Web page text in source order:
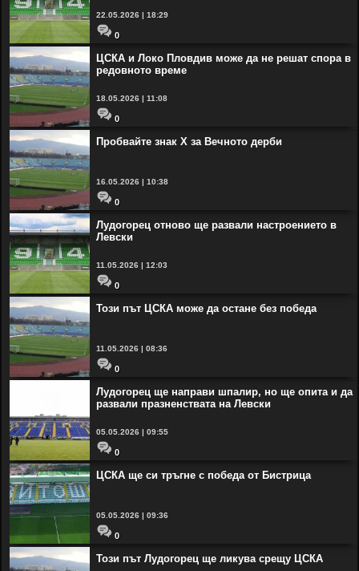
22.05.2026 | 18:29
0
ЦСКА и Локо Пловдив може да не решат спора в
редовното време
18.05.2026 | 11:08
0
Пробвайте знак Х за Вечното дерби
16.05.2026 | 10:38
0
Лудогорец отново ще развали настроението в
Левски
11.05.2026 | 12:03
0
Този път ЦСКА може да остане без победа
11.05.2026 | 08:36
0
Лудогорец ще направи шпалир, но ще опита и да
развали празненствата на Левски
05.05.2026 | 09:55
0
ЦСКА ще си тръгне с победа от Бистрица
05.05.2026 | 09:36
0
Този път Лудогорец ще ликува срещу ЦСКА